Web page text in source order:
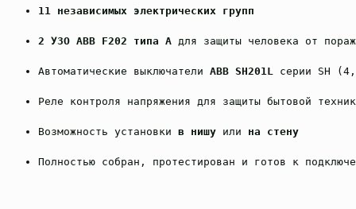
11 независимых электрических групп
2 УЗО ABB F202 типа А для защиты человека от
Автоматические выключатели ABB SH201L серии SH
Реле контроля напряжения для защиты бытовой
Возможность установки в нишу или на стену
Полностью собран, протестирован и готов к